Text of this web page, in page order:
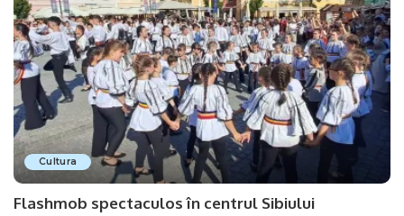
Cultura
Flashmob spectaculos în centrul Sibiului